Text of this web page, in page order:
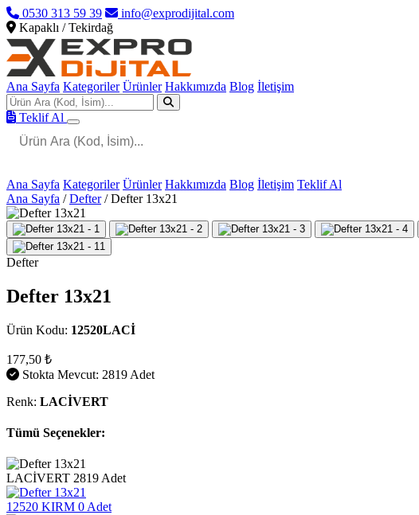
0530 313 59 39
info@exprodijital.com
Kapaklı / Tekirdağ
Ana Sayfa Kategoriler Ürünler Hakkımızda Blog İletişim
Teklif Al
Ana Sayfa Kategoriler Ürünler Hakkımızda Blog İletişim Teklif Al
Ana Sayfa / Defter / Defter 13x21
Defter
Defter 13x21
Ürün Kodu: 12520LACİ
177,50 ₺
Stokta Mevcut: 2819 Adet
Renk: LACİVERT
Tümü Seçenekler:
LACİVERT 2819 Adet
12520 KIRM 0 Adet